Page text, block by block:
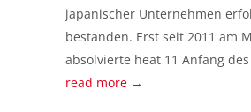
japanischer Unternehmen
bestanden. Erst seit 2011 am
absolvierte heat 11 Anfang des
read more →